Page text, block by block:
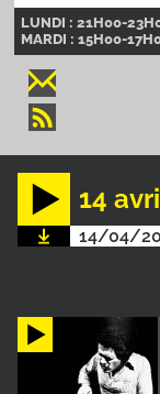
LUNDI : 21H00-
MARDI : 15H00-
14
14/04/